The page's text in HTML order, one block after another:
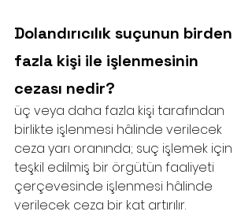
Dolandırıcılık suçunun birden
fazla kişi ile işlenmesinin
cezası nedir?
üç veya daha fazla kişi tarafından
birlikte işlenmesi hâlinde verilecek
ceza yarı oranında; suç işlemek için
teşkil edilmiş bir örgütün faaliyeti
çerçevesinde işlenmesi hâlinde
verilecek ceza bir kat artırılır.